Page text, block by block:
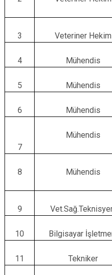
3 Veteriner Hekim
4 Mühendis
5 Mühendis
6 Mühendis
7
Mühendis
8 Mühendis
9
10 Bilgisayar
11 Tekniker